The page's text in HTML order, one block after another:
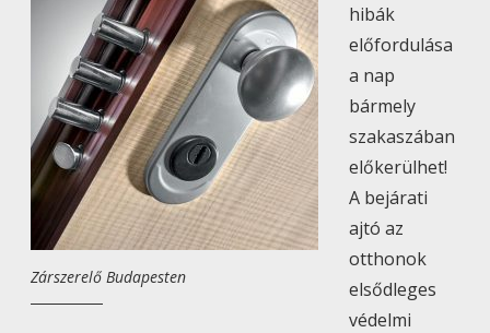
Zárszerelő Budapesten
hibák
előfordulása
a nap
bármely
szakaszában
előkerülhet!
A bejárati
ajtó az
otthonok
elsődleges
védelmi